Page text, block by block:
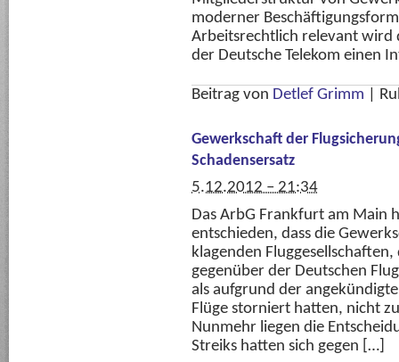
moderner
Arbeitsrechtlich relevant wird
der Deutsche Telekom einen
Beitrag von Detlef Grimm
Gewerkschaft der
Schadensersatz
5.12.2012 – 21:34
Das ArbG Frankfurt am Main
entschieden, dass die
klagenden
gegenüber der Deutschen
als aufgrund der
Flüge storniert hatten, nicht
Nunmehr liegen die
Streiks hatten sich gegen […]